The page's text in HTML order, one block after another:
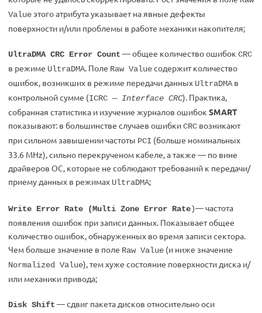
Valueэтого атрибута указывает на явные дефекты
поверхности и/или проблемы в работе механики накопителя;
UltraDMA CRC Error Count — общее количество ошибок CRC
в режиме UltraDMA. Поле Raw Valueсодержит количество
ошибок, возникших в режиме передачи данных UltraDMA в
контрольной сумме (ICRC — Interface CRC). Практика,
собранная статистика и изучение журналов ошибок SMART
показывают: в большинстве случаев ошибкиCRC возникают
при сильном завышении частоты PCI (больше номинальных
33.6 MHz), сильно перекрученом кабеле, а также — по вине
драйверов ОС, которые не соблюдают требований к передачи/
приему данных в режимах UltraDMA;
Write Error Rate (Multi Zone Error Rate)— частота
появления ошибок при записи данных. Показывает общее
количество ошибок, обнаруженных во время записи сектора.
Чем больше значение в поле Raw Value (и ниже значение
Normalized Value), тем хуже состояние поверхности диска и/
или механики привода;
Disk Shift — сдвиг пакета дисков относительно оси